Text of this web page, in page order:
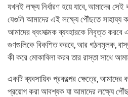
যখনই লক্ষ্য নির্ধারণ হয়ে যাবে, আমাদের
যেগুলি আমাদের এই লক্ষ্যে পৌঁছতে সাহায্য
আমাদের ধ্বংসাত্মক ব্যবহারকে নিবৃত্ত
গুণগুলিকে বিকশিত করবে, আর গঠনমূলক,
কী করে মোকাবিলা করব তার রাস্তা সাথে
একটি ব্যবসায়িক প্রকল্পের ক্ষেত্রে,
প্রয়োগ করা আবশ্যক যা আমাদের লক্ষ্যে